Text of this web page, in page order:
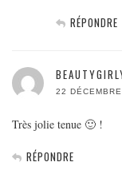
RÉPONDRE
22
Très jolie tenue 🙂 !
RÉPONDRE